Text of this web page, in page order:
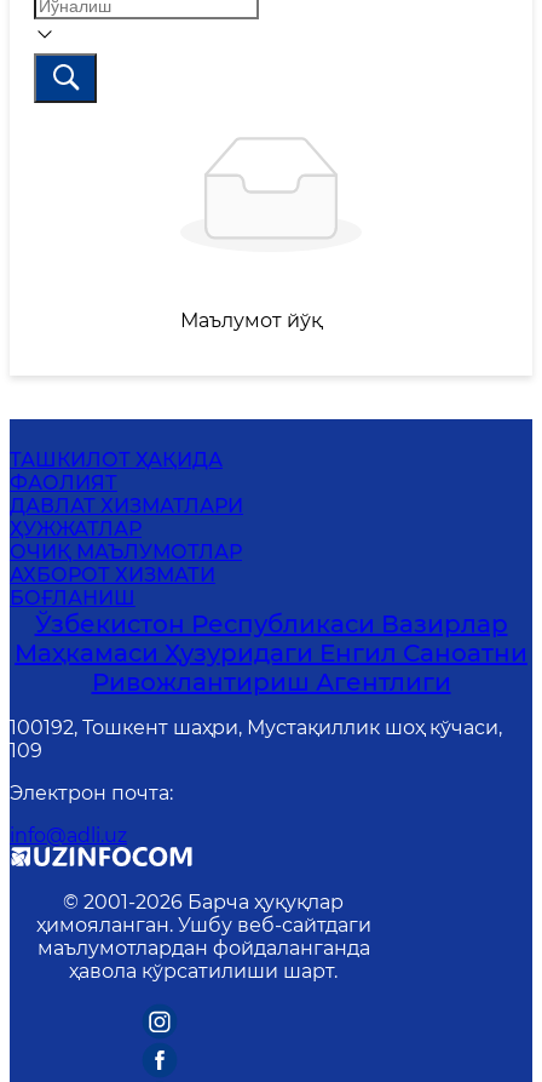
Маълумот йўқ
ТАШКИЛОТ ҲАҚИДА
ФАОЛИЯТ
ДАВЛАТ ХИЗМАТЛАРИ
ҲУЖЖАТЛАР
ОЧИҚ МАЪЛУМОТЛАР
АХБОРОТ ХИЗМАТИ
БОҒЛАНИШ
Ўзбекистон Республикаси Вазирлар
Маҳкамаси Ҳузуридаги Енгил Саноатни
Ривожлантириш Агентлиги
100192, Тошкент шаҳри, Мустақиллик шоҳ кўчаси,
109
Электрон почта:
info@adli.uz
© 2001-2026 Барча ҳуқуқлар
ҳимояланган. Ушбу веб-сайтдаги
маълумотлардан фойдаланганда
ҳавола кўрсатилиши шарт.